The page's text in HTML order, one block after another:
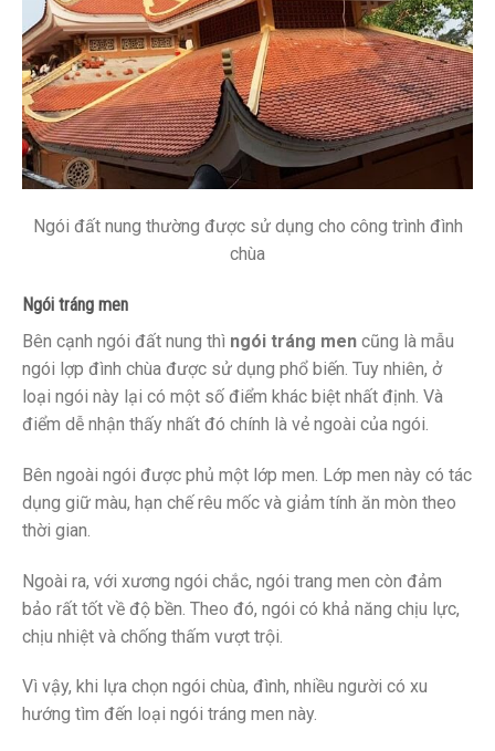
Ngói đất nung thường được sử dụng cho công trình đình
chùa
Ngói tráng men
Bên cạnh ngói đất nung thì ngói tráng men cũng là mẫu
ngói lợp đình chùa được sử dụng phổ biến. Tuy nhiên, ở
loại ngói này lại có một số điểm khác biệt nhất định. Và
điểm dễ nhận thấy nhất đó chính là vẻ ngoài của ngói.
Bên ngoài ngói được phủ một lớp men. Lớp men này có tác
dụng giữ màu, hạn chế rêu mốc và giảm tính ăn mòn theo
thời gian.
Ngoài ra, với xương ngói chắc, ngói trang men còn đảm
bảo rất tốt về độ bền. Theo đó, ngói có khả năng chịu lực,
chịu nhiệt và chống thấm vượt trội.
Vì vậy, khi lựa chọn ngói chùa, đình, nhiều người có xu
hướng tìm đến loại ngói tráng men này.